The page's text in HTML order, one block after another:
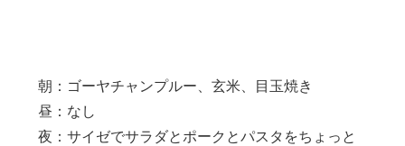
朝：ゴーヤチャンプルー、玄米、目玉焼き
昼：なし
夜：サイゼでサラダとポークとパスタをちょっと